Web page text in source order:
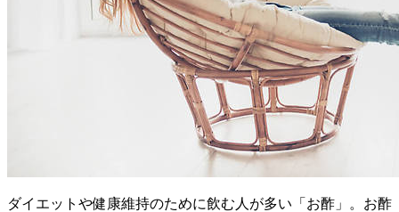
ダイエットや健康維持のために飲む人が多い「お酢」。お酢